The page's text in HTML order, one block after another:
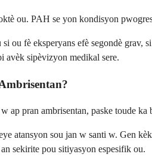
ou. PAH se yon kondisyon
ou fè eksperyans efè segondè
avèk sipèvizyon medikal sere.
pran ambrisentan, paske toude
atansyon sou jan w santi w. Gen
sekirite pou sitiyasyon espesifik ou.